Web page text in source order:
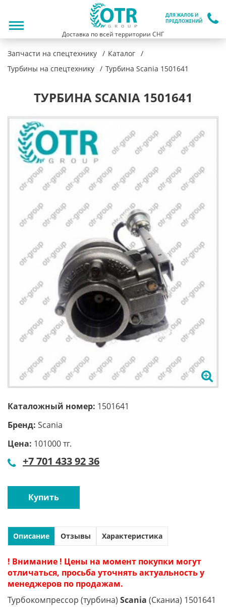
ДЛЯ ЖАЛОБ И
ПРЕДЛОЖЕНИЙ
Доставка по всей территории СНГ
Запчасти на спецтехнику
Каталог
Турбины на спецтехнику
Турбина Scania 1501641
ТУРБИНА SCANIA 1501641
Каталожный номер: 1501641
Бренд: Scania
Цена: 101000 тг.
+7 701 433 92 36
Купить
Описание Отзывы Характеристика
! Внимание ! Цены на момент покупки могут
отличаться, просьба уточнять актуальность у
менеджеров по продажам.
Турбокомпрессор (турбина) Scania (Сканиа) 1501641